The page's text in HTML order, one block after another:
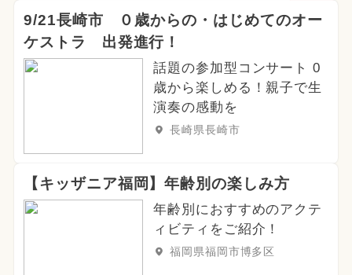
9/21長崎市 ０歳からの・はじめてのオー
ケストラ 出発進行！
話題の参加型コンサート 0
歳から楽しめる！親子で生
演奏の感動を
長崎県長崎市
【キッザニア福岡】年齢別の楽しみ方
年齢別におすすめのアクテ
ィビティをご紹介！
福岡県福岡市博多区